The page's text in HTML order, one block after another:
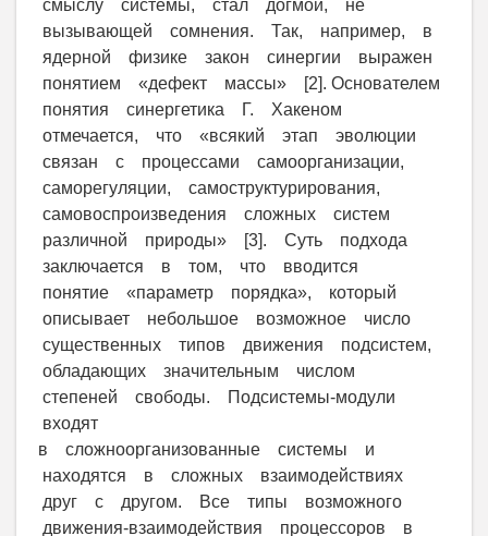
смыслу системы, стал догмой, не
вызывающей сомнения. Так, например, в
ядерной физике закон синергии выражен
понятием «дефект массы» [2]. Основателем
понятия синергетика Г. Хакеном
отмечается, что «всякий этап эволюции
связан с процессами самоорганизации,
саморегуляции, самоструктурирования,
самовоспроизведения сложных систем
различной природы» [3]. Суть подхода
заключается в том, что вводится
понятие «параметр порядка», который
описывает небольшое возможное число
существенных типов движения подсистем,
обладающих значительным числом
степеней свободы. Подсистемы-модули
входят
в сложноорганизованные системы и
находятся в сложных взаимодействиях
друг с другом. Все типы возможного
движения-взаимодействия процессоров в